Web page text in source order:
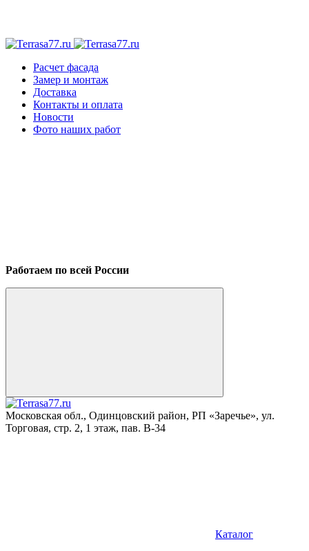
Расчет фасада
Замер и монтаж
Доставка
Контакты и оплата
Новости
Фото наших работ
Работаем по всей России
Московская обл., Одинцовский район, РП «Заречье», ул.
Торговая, стр. 2, 1 этаж, пав. B-34
Каталог